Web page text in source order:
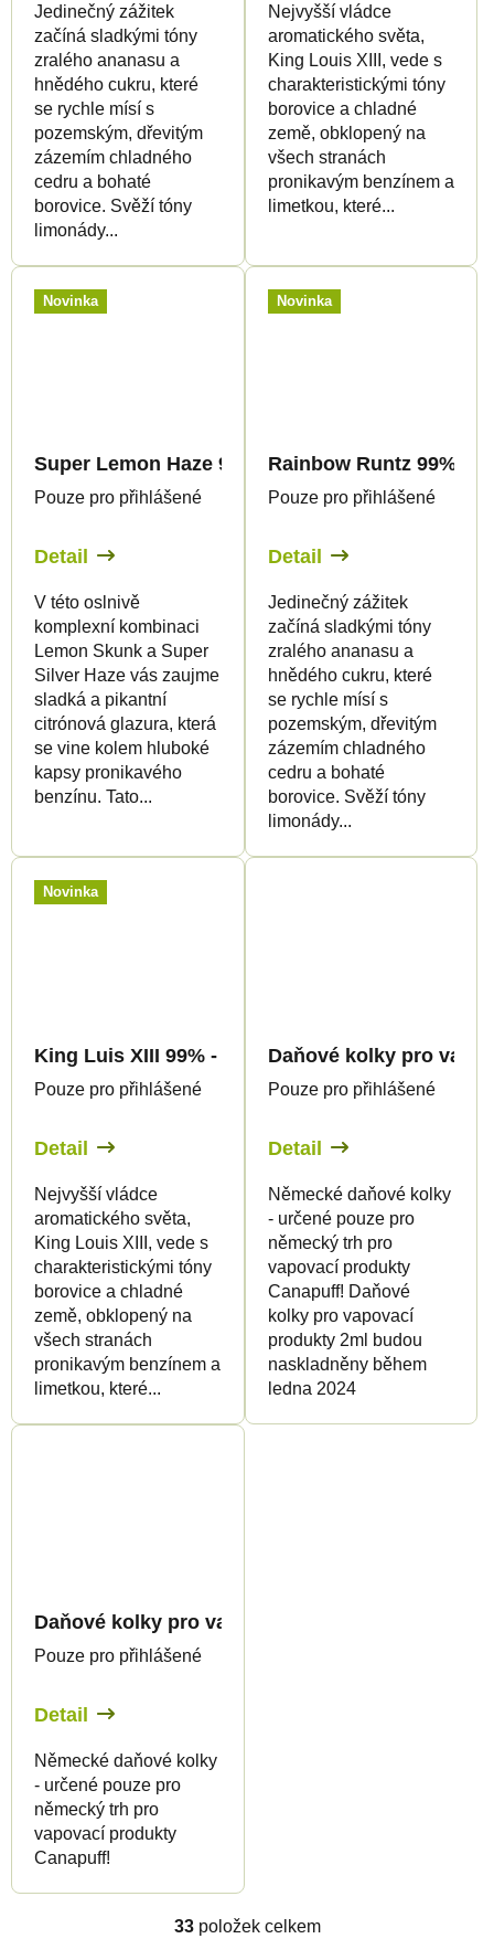
Jedinečný zážitek
začíná sladkými tóny
zralého ananasu a
hnědého cukru, které
se rychle mísí s
pozemským, dřevitým
zázemím chladného
cedru a bohaté
borovice. Svěží tóny
limonády...
Nejvyšší vládce
aromatického světa,
King Louis XIII, vede s
charakteristickými tóny
borovice a chladné
země, obklopený na
všech stranách
pronikavým benzínem a
limetkou, které...
Novinka
Super Lemon Haze 99% - 9H-HHC Květy -
Pouze pro přihlášené
Detail
V této oslnivě
komplexní kombinaci
Lemon Skunk a Super
Silver Haze vás zaujme
sladká a pikantní
citrónová glazura, která
se vine kolem hluboké
kapsy pronikavého
benzínu. Tato...
Novinka
Rainbow Runtz 99% -
Pouze pro přihlášené
Detail
Jedinečný zážitek
začíná sladkými tóny
zralého ananasu a
hnědého cukru, které
se rychle mísí s
pozemským, dřevitým
zázemím chladného
cedru a bohaté
borovice. Svěží tóny
limonády...
Novinka
King Luis XIII 99% - 9H-HHC Květy - Canapuff
Pouze pro přihlášené
Detail
Nejvyšší vládce
aromatického světa,
King Louis XIII, vede s
charakteristickými tóny
borovice a chladné
země, obklopený na
všech stranách
pronikavým benzínem a
limetkou, které...
Daňové kolky pro
Pouze pro přihlášené
Detail
Německé daňové kolky
- určené pouze pro
německý trh pro
vapovací produkty
Canapuff! Daňové
kolky pro vapovací
produkty 2ml budou
naskladněny během
ledna 2024
Daňové kolky pro vapovací produkty 1ml -
Pouze pro přihlášené
Detail
Německé daňové kolky
- určené pouze pro
německý trh pro
vapovací produkty
Canapuff!
O
33položek celkem